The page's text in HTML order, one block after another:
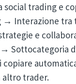
social trading e
→ Interazione tra
e
Sottocategoria
altro trader.